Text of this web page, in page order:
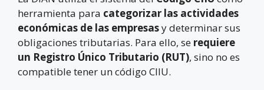
herramienta para categorizar las actividades
económicas de las empresasy determinar sus
obligaciones tributarias. Para ello, se requiere
un Registro Único Tributario (RUT), sino no es
compatible tener un código CIIU.